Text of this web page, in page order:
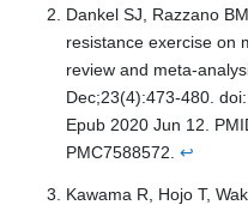
Dankel SJ, Razzano
resistance exercise on
review and meta-
Dec;23(4):473-480.
Epub 2020 Jun 12.
PMC7588572. ↩︎
Kawama R, Hojo T,